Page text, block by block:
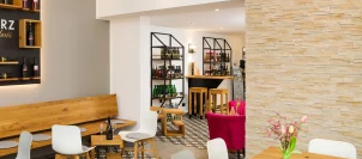
Kultur & Städte
Veranstaltungen
Buchung & Service